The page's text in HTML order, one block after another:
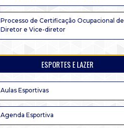
Processo de Certificação Ocupacional de
Diretor e Vice-diretor
ESPORTES E LAZER
Aulas Esportivas
Agenda Esportiva